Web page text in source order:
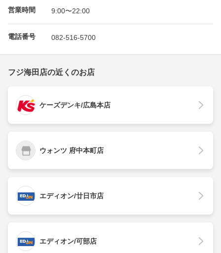
営業時間 9:00〜22:00
電話番号 082-516-5700
フジ海田店の近くのお店
ケーズデンキ/広島本店
ウォンツ 府中本町店
エディオン/廿日市店
エディオン/可部店